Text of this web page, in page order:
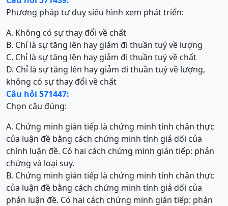
Phương pháp tư duy siêu hình xem phát triển:
A. Không có sự thay đổi về chất
B. Chỉ là sự tăng lên hay giảm đi thuần tuý về lượng
C. Chỉ là sự tăng lên hay giảm đi thuần tuý về chất
D. Chỉ là sự tăng lên hay giảm đi thuần tuý về lượng,
không có sự thay đổi về chất
Câu hỏi 571447:
Chọn câu đúng:
A. Chứng minh gián tiếp là chứng minh tính chân thực
của luận đề bằng cách chứng minh tính giả dối của
chính luận đề. Có hai cách chứng minh gián tiếp: phản
chứng và loại suy.
B. Chứng minh gián tiếp là chứng minh tính chân thực
của luận đề bằng cách chứng minh tính giả dối của
phản luận đề. Có hai cách chứng minh gián tiếp: phản